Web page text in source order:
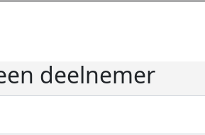
deelnemer